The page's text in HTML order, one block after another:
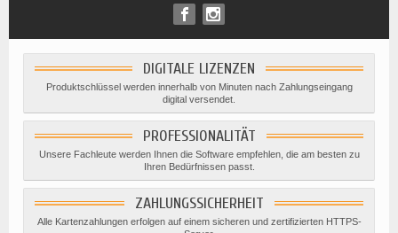
DIGITALE LIZENZEN
Produktschlüssel werden innerhalb von Minuten nach Zahlungseingang
digital versendet.
PROFESSIONALITÄT
Unsere Fachleute werden Ihnen die Software empfehlen, die am besten zu
Ihren Bedürfnissen passt.
ZAHLUNGSSICHERHEIT
Alle Kartenzahlungen erfolgen auf einem sicheren und zertifizierten HTTPS-